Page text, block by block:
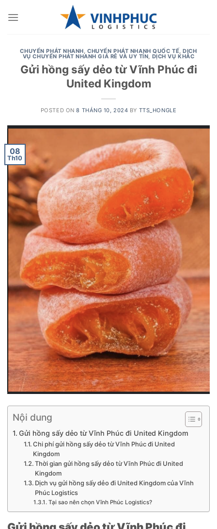
CHUYỂN PHÁT NHANH,CHUYỂN PHÁT NHANH QUỐC TẾ,DỊCH
VỤ CHUYỂN PHÁT NHANH GIÁ RẺ VÀ UY TÍN, DỊCH VỤ KHÁC
Gửi hồng sấy dẻo từ Vĩnh Phúc đi
United Kingdom
POSTED ON8 THÁNG 10, 2024 BY TTS_HONGLE
08
Th10
Nội dung
Gửi hồng sấy dẻo từ Vĩnh Phúc đi United Kingdom
Chi phí gửi hồng sấy dẻo từ Vĩnh Phúc đi United
Kingdom
Thời gian gửi hồng sấy dẻo từ Vĩnh Phúc đi United
Kingdom
Dịch vụ gửi hồng sấy dẻo đi United Kingdom của Vĩnh
Phúc Logistics
Tại sao nên chọn Vĩnh Phúc Logistics?